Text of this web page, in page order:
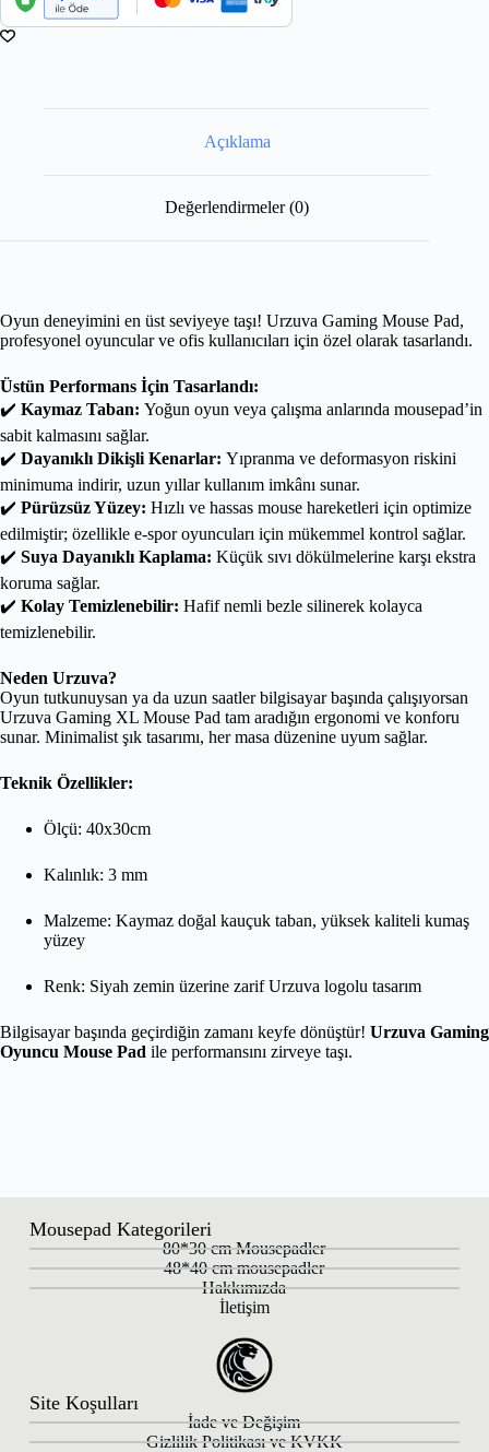
Açıklama
Değerlendirmeler (0)
Oyun deneyimini en üst seviyeye taşı! Urzuva Gaming Mouse Pad,
profesyonel oyuncular ve ofis kullanıcıları için özel olarak tasarlandı.
Üstün Performans İçin Tasarlandı:
✔️ Kaymaz Taban: Yoğun oyun veya çalışma anlarında mousepad’in
sabit kalmasını sağlar.
✔️ Dayanıklı Dikişli Kenarlar: Yıpranma ve deformasyon riskini
minimuma indirir, uzun yıllar kullanım imkânı sunar.
✔️ Pürüzsüz Yüzey: Hızlı ve hassas mouse hareketleri için optimize
edilmiştir; özellikle e-spor oyuncuları için mükemmel kontrol sağlar.
✔️ Suya Dayanıklı Kaplama: Küçük sıvı dökülmelerine karşı ekstra
koruma sağlar.
✔️ Kolay Temizlenebilir: Hafif nemli bezle silinerek kolayca
temizlenebilir.
Neden Urzuva?
Oyun tutkunuysan ya da uzun saatler bilgisayar başında çalışıyorsan
Urzuva Gaming XL Mouse Pad tam aradığın ergonomi ve konforu
sunar. Minimalist şık tasarımı, her masa düzenine uyum sağlar.
Teknik Özellikler:
Ölçü: 40x30cm
Kalınlık: 3 mm
Malzeme: Kaymaz doğal kauçuk taban, yüksek kaliteli kumaş
yüzey
Renk: Siyah zemin üzerine zarif Urzuva logolu tasarım
Bilgisayar başında geçirdiğin zamanı keyfe dönüştür! Urzuva Gaming
Oyuncu Mouse Pad ile performansını zirveye taşı.
Mousepad Kategorileri
80*30 cm Mousepadler
48*40 cm mousepadler
Hakkımızda
İletişim
Site Koşulları
İade ve Değişim
Gizlilik Politikası ve KVKK